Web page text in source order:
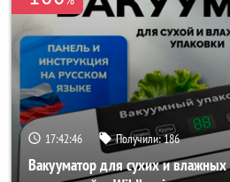
17:42:44 Получили:186
Вакууматор для сухих и влажных